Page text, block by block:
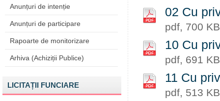
Anunțuri de intenție
Anunțuri de participare
Rapoarte de monitorizare
Arhiva (Achiziții Publice)
LICITAȚII FUNCIARE
02 Cu
pdf, 700 KB
10 Cu
pdf, 691 KB
11 Cu
pdf, 513 KB